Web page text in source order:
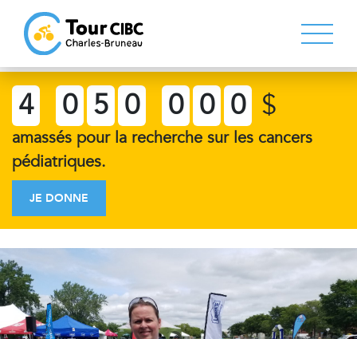
4 0 5 0 0 0 0 $
amassés pour la recherche sur les cancers
pédiatriques.
JE DONNE